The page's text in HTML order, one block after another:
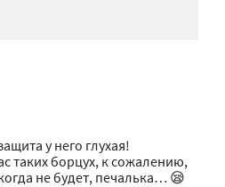
у него глухая!
таких борцух, к сожалению,
не будет, печалька… 😪